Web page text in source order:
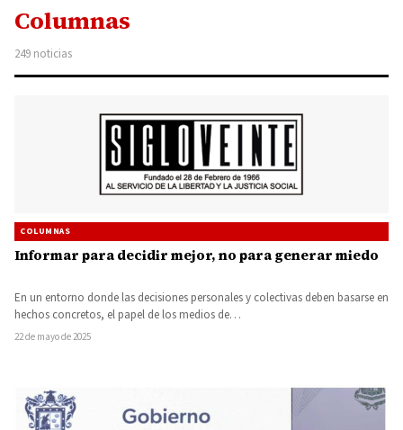
Columnas
249 noticias
COLUMNAS
Informar para decidir mejor, no para generar miedo
En un entorno donde las decisiones personales y colectivas deben basarse en
hechos concretos, el papel de los medios de…
22 de mayo de 2025